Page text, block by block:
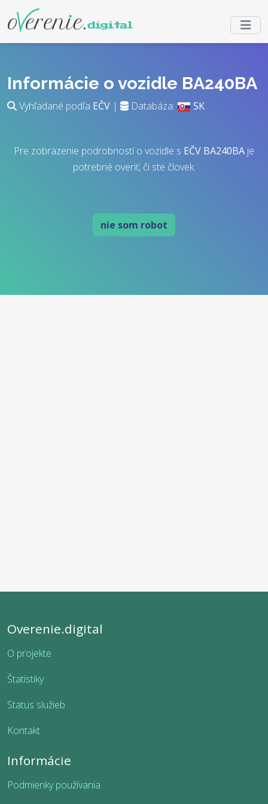
Informácie o vozidle BA240BA
Vyhľadané podľa EČV | Databáza: SK
Pre zobrazenie podrobností o vozidle s EČV BA240BA je
potrebné overiť, či ste človek.
nie som robot
Overenie.digital
O projekte
Štatistiky
Status služieb
Kontakt
Informácie
Podmienky používania